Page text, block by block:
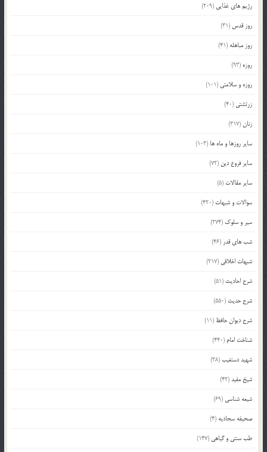
رژیم های غذایی (209)
روز قدس (31)
روز مباهله (41)
روزه (93)
روزه و سلامتی (101)
زرتشتی (40)
زنان(317)
سایر روزها و ماه ها (103)
سایر فروع دین (72)
سایر مقالات (5)
سوالات و شبهات (420)
سیر و سلوک (274)
شب های قدر (46)
شبهات اخلاقی (217)
شرح احادیث (51)
شرح حدیث (550)
شرح دیوان حافظ (11)
شناخت امام (440)
شهید دستغیب(38)
شیخ مفید(42)
شیعه شناسی (69)
صحیفه سجادیه (4)
طب سنتی و گیاهی (147)